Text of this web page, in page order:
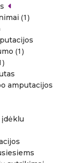
(1)
(1)
amputacijos